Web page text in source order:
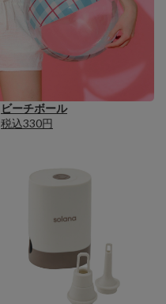
ビーチボール
税込330円